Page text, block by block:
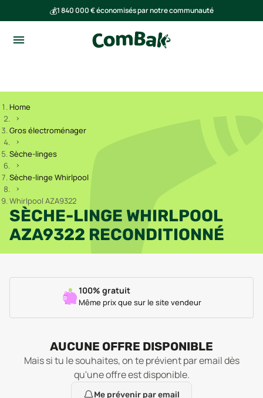
💰1 840 000 € économisés par notre communauté
Home
Gros électroménager
Sèche-linges
Sèche-linge Whirlpool
Whirlpool AZA9322
SÈCHE-LINGE WHIRLPOOL
AZA9322 RECONDITIONNÉ
100% gratuit
Même prix que sur le site vendeur
AUCUNE OFFRE DISPONIBLE
Mais si tu le souhaites, on te prévient par email dès
qu'une offre est disponible.
Me prévenir par email